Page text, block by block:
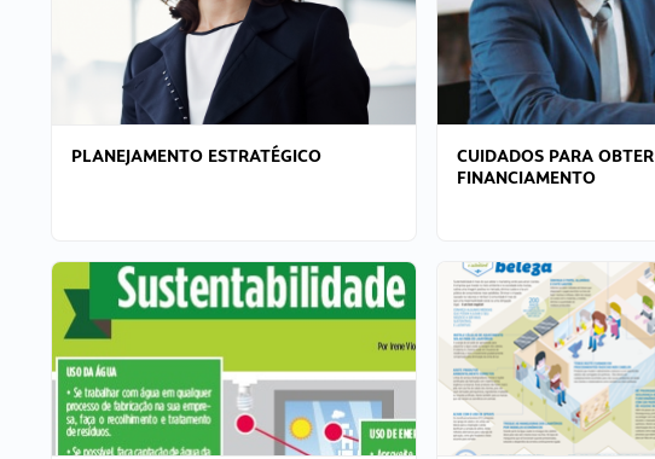
PLANEJAMENTO ESTRATÉGICO
CUIDADOS PARA OBTER
FINANCIAMENTO